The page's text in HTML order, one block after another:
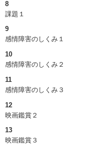
8
課題１
9
感情障害のしくみ１
10
感情障害のしくみ２
11
感情障害のしくみ３
12
映画鑑賞２
13
映画鑑賞３